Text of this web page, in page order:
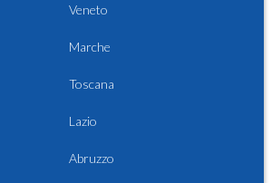
Veneto
Marche
Toscana
Lazio
Abruzzo